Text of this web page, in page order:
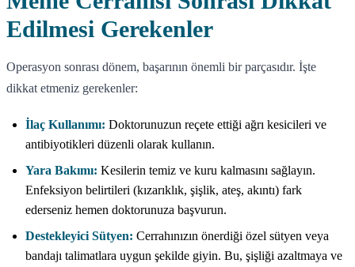
Edilmesi Gerekenler
Operasyon sonrası dönem, başarının önemli bir parçasıdır. İşte
dikkat etmeniz gerekenler:
İlaç Kullanımı: Doktorunuzun reçete ettiği ağrı kesicileri ve
antibiyotikleri düzenli olarak kullanın.
Yara Bakımı: Kesilerin temiz ve kuru kalmasını sağlayın.
Enfeksiyon belirtileri (kızarıklık, şişlik, ateş, akıntı) fark
ederseniz hemen doktorunuza başvurun.
Destekleyici Sütyen: Cerrahınızın önerdiği özel sütyen veya
bandajı talimatlara uygun şekilde giyin. Bu, şişliği azaltmaya ve